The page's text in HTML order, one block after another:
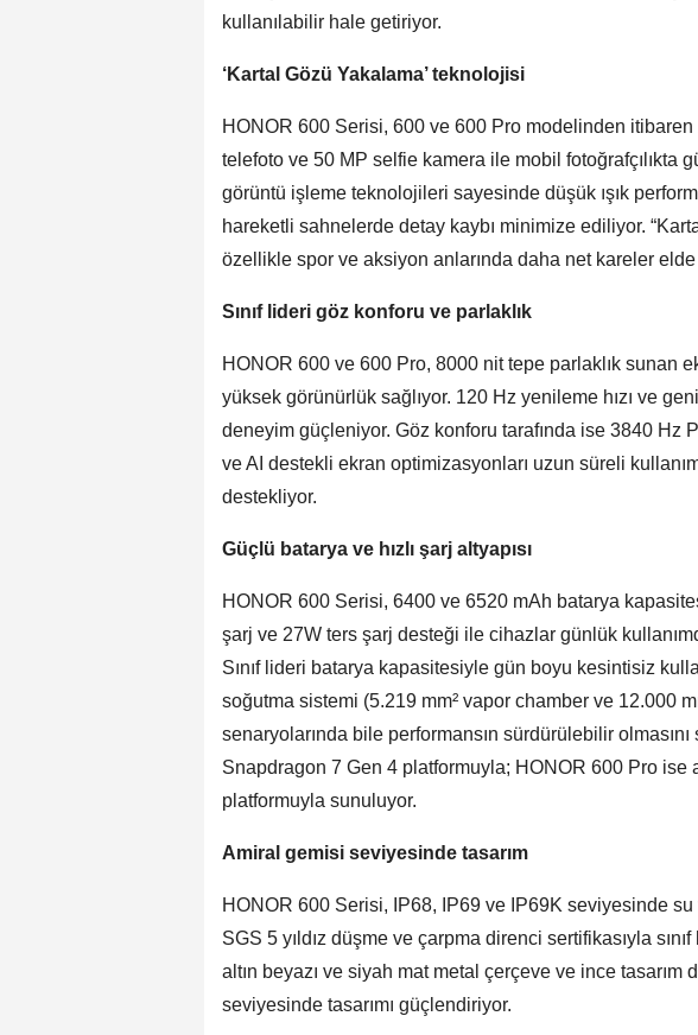
kullanılabilir hale getiriyor.
‘Kartal Gözü Yakalama’ teknolojisi
HONOR 600 Serisi, 600 ve 600 Pro modelinden
telefoto ve 50 MP selfie kamera ile mobil fotoğrafçılıkta
görüntü işleme teknolojileri sayesinde düşük ışık
hareketli sahnelerde detay kaybı minimize ediliyor.
özellikle spor ve aksiyon anlarında daha net kareler
Sınıf lideri göz konforu ve parlaklık
HONOR 600 ve 600 Pro, 8000 nit tepe parlaklık sunan
yüksek görünürlük sağlıyor. 120 Hz yenileme hızı ve
deneyim güçleniyor. Göz konforu tarafında ise 3840 Hz
ve AI destekli ekran optimizasyonları uzun süreli
destekliyor.
Güçlü batarya ve hızlı şarj altyapısı
HONOR 600 Serisi, 6400 ve 6520 mAh batarya
şarj ve 27W ters şarj desteği ile cihazlar günlük
Sınıf lideri batarya kapasitesiyle gün boyu kesintisiz
soğutma sistemi (5.219 mm² vapor chamber ve 12.000
senaryolarında bile performansın sürdürülebilir olmasını
Snapdragon 7 Gen 4 platformuyla; HONOR 600 Pro
platformuyla sunuluyor.
Amiral gemisi seviyesinde tasarım
HONOR 600 Serisi, IP68, IP69 ve IP69K seviyesinde su
SGS 5 yıldız düşme ve çarpma direnci sertifikasıyla
altın beyazı ve siyah mat metal çerçeve ve ince tasarım
seviyesinde tasarımı güçlendiriyor.